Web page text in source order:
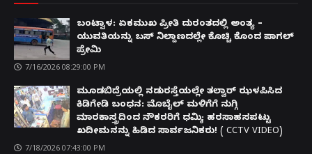
ಬಂಟ್ವಾಳ: ಏಕಮುಖ ಪ್ರೀತಿ ದುರಂತದಲ್ಲಿ ಅಂತ್ಯ –
ಯುವತಿಯನ್ನು ಬಸ್ ನಿಲ್ದಾಣದಲ್ಲೇ ಕೊಚ್ಚಿ ಕೊಂದ ಪಾಗಲ್
ಪ್ರೇಮಿ
7/16/2026 08:29:00 PM
ಮೂಡಬಿದ್ರೆಯಲ್ಲಿ ನಡುರಸ್ತೆಯಲ್ಲೇ ತಲ್ವಾರ್ ಝಳಪಿಸಿದ
ಕಿಡಿಗೇಡಿ ಬಂಧನ: ಮೊಬೈಲ್ ಮಳಿಗೆಗೆ ನುಗ್ಗಿ
ಮಾರಕಾಸ್ತ್ರದಿಂದ ನೌಕರರಿಗೆ ಧಮ್ಕಿ; ಹರಸಾಹಸಪಟ್ಟು
ಖದೀಮನನ್ನು ಹಿಡಿದ ಸಾರ್ವಜನಿಕರು! ( CCTV VIDEO)
7/18/2026 07:43:00 PM